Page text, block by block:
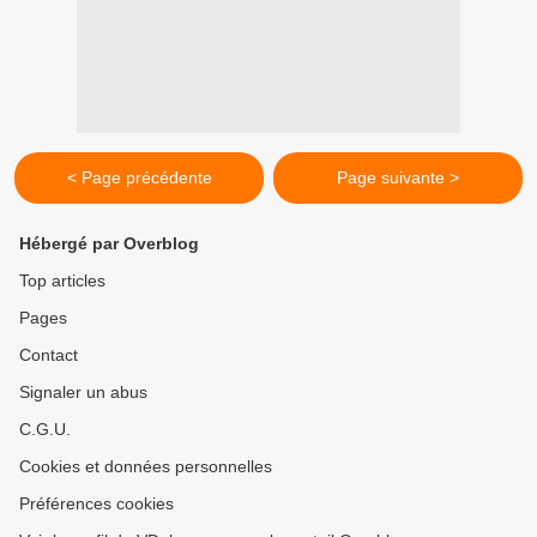
< Page précédente Page suivante >
Hébergé par Overblog
Top articles
Pages
Contact
Signaler un abus
C.G.U.
Cookies et données personnelles
Préférences cookies